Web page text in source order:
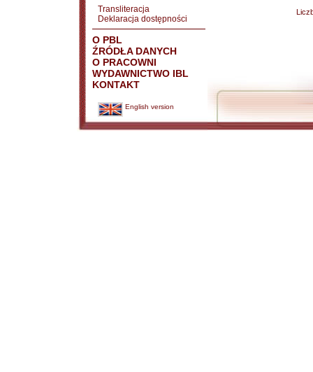
Transliteracja
Deklaracja dostępności
O PBL
ŹRÓDŁA DANYCH
O PRACOWNI
WYDAWNICTWO IBL
KONTAKT
English version